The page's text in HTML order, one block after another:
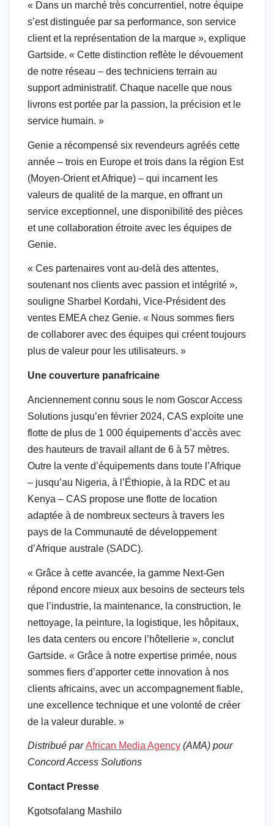
« Dans un marché très concurrentiel, notre équipe
s’est distinguée par sa performance, son service
client et la représentation de la marque », explique
Gartside. « Cette distinction reflète le dévouement
de notre réseau – des techniciens terrain au
support administratif. Chaque nacelle que nous
livrons est portée par la passion, la précision et le
service humain. »
Genie a récompensé six revendeurs agréés cette
année – trois en Europe et trois dans la région Est
(Moyen-Orient et Afrique) – qui incarnent les
valeurs de qualité de la marque, en offrant un
service exceptionnel, une disponibilité des pièces
et une collaboration étroite avec les équipes de
Genie.
« Ces partenaires vont au-delà des attentes,
soutenant nos clients avec passion et intégrité »,
souligne Sharbel Kordahi, Vice-Président des
ventes EMEA chez Genie. « Nous sommes fiers
de collaborer avec des équipes qui créent toujours
plus de valeur pour les utilisateurs. »
Une couverture panafricaine
Anciennement connu sous le nom Goscor Access
Solutions jusqu’en février 2024, CAS exploite une
flotte de plus de 1 000 équipements d’accès avec
des hauteurs de travail allant de 6 à 57 mètres.
Outre la vente d’équipements dans toute l’Afrique
– jusqu’au Nigeria, à l’Éthiopie, à la RDC et au
Kenya – CAS propose une flotte de location
adaptée à de nombreux secteurs à travers les
pays de la Communauté de développement
d’Afrique australe (SADC).
« Grâce à cette avancée, la gamme Next-Gen
répond encore mieux aux besoins de secteurs tels
que l’industrie, la maintenance, la construction, le
nettoyage, la peinture, la logistique, les hôpitaux,
les data centers ou encore l’hôtellerie », conclut
Gartside. « Grâce à notre expertise primée, nous
sommes fiers d’apporter cette innovation à nos
clients africains, avec un accompagnement fiable,
une excellence technique et une volonté de créer
de la valeur durable. »
Distribué parAfrican Media Agency (AMA) pour
Concord Access Solutions
Contact Presse
Kgotsofalang Mashilo